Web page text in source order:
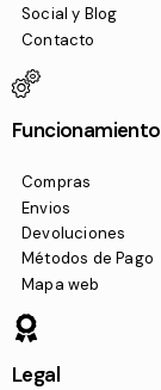
Social y Blog
Contacto
Funcionamiento
Compras
Envios
Devoluciones
Métodos de Pago
Mapa web
Legal